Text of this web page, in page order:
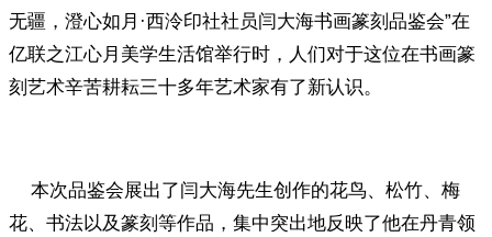
无疆，澄心如月·西泠印社社员闫大海书画篆刻品鉴会”在
亿联之江心月美学生活馆举行时，人们对于这位在书画篆
刻艺术辛苦耕耘三十多年艺术家有了新认识。
本次品鉴会展出了闫大海先生创作的花鸟、松竹、梅
花、书法以及篆刻等作品，集中突出地反映了他在丹青领